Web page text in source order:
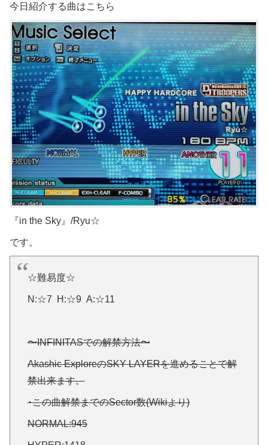
今日紹介する曲はこちら
『in the Sky』/Ryu☆
です。
☆難易度☆
N:☆7 H:☆9 A:☆11
〜INFINITASでの解禁方法〜
Akashic ExploreのSKY LAYERを進めることで解
禁出来ます。
･この曲解禁までのSector数(Wikiより)
NORMAL:945